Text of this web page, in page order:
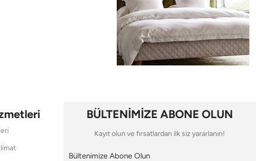
BÜLTENİMİZE ABONE OLUN
Kayıt olun ve fırsatlardan ilk siz yararlanın!
Bültenimize Abone Olun